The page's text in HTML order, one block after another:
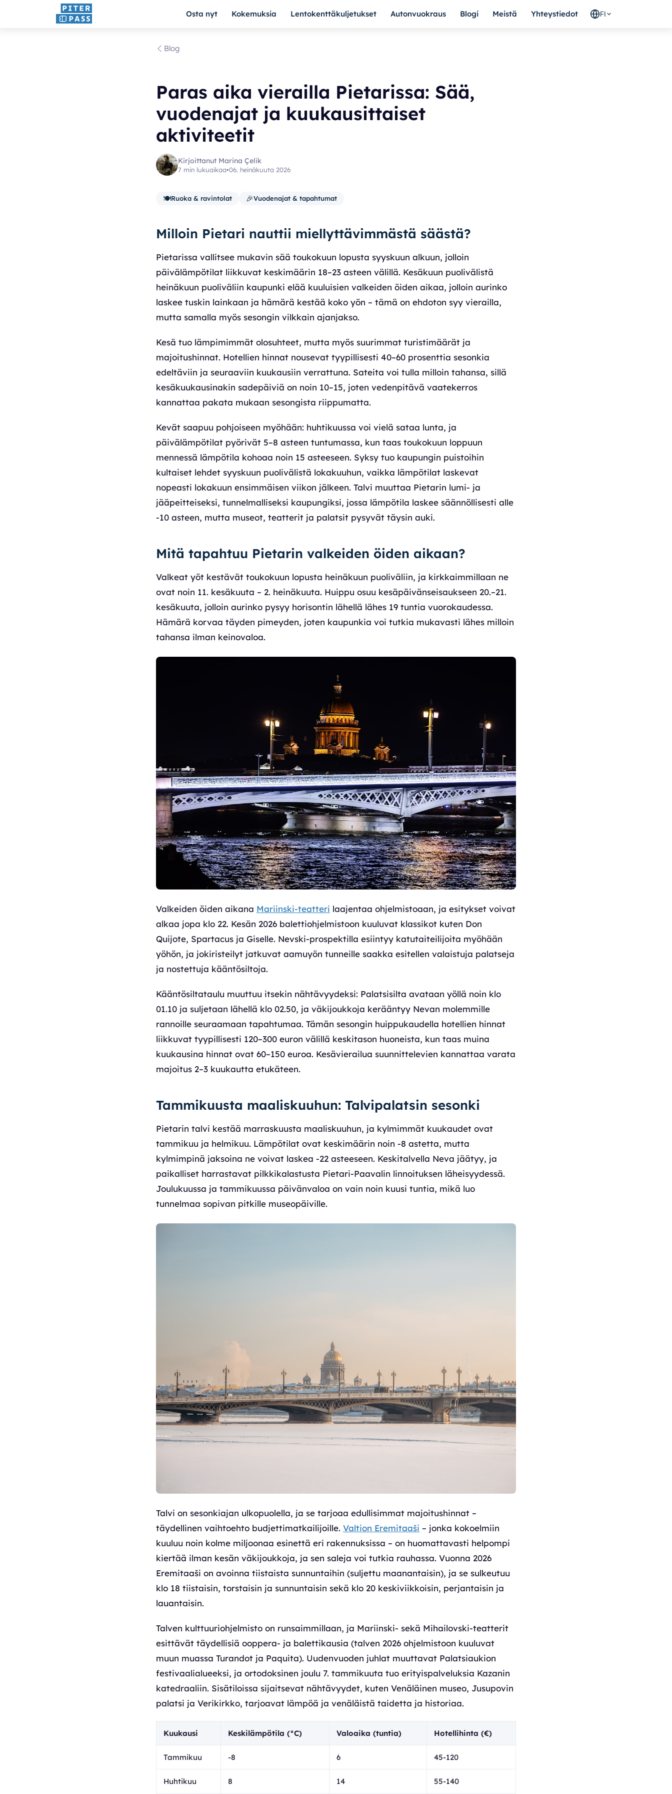
Osta nyt Kokemuksia Lentokenttäkuljetukset Autonvuokraus Blogi Meistä Yhteystiedot FI
Blog
Paras aika vierailla Pietarissa: Sää,
vuodenajat ja kuukausittaiset
aktiviteetit
Kirjoittanut Marina Çelik
7 min lukuaikaa•06. heinäkuuta 2026
🍽️Ruoka & ravintolat 🎉Vuodenajat & tapahtumat
Milloin Pietari nauttii miellyttävimmästä säästä?
Pietarissa vallitsee mukavin sää toukokuun lopusta syyskuun alkuun, jolloin
päivälämpötilat liikkuvat keskimäärin 18–23 asteen välillä. Kesäkuun puolivälistä
heinäkuun puoliväliin kaupunki elää kuuluisien valkeiden öiden aikaa, jolloin aurinko
laskee tuskin lainkaan ja hämärä kestää koko yön – tämä on ehdoton syy vierailla,
mutta samalla myös sesongin vilkkain ajanjakso.
Kesä tuo lämpimimmät olosuhteet, mutta myös suurimmat turistimäärät ja
majoitushinnat. Hotellien hinnat nousevat tyypillisesti 40–60 prosenttia sesonkia
edeltäviin ja seuraaviin kuukausiin verrattuna. Sateita voi tulla milloin tahansa, sillä
kesäkuukausinakin sadepäiviä on noin 10–15, joten vedenpitävä vaatekerros
kannattaa pakata mukaan sesongista riippumatta.
Kevät saapuu pohjoiseen myöhään: huhtikuussa voi vielä sataa lunta, ja
päivälämpötilat pyörivät 5–8 asteen tuntumassa, kun taas toukokuun loppuun
mennessä lämpötila kohoaa noin 15 asteeseen. Syksy tuo kaupungin puistoihin
kultaiset lehdet syyskuun puolivälistä lokakuuhun, vaikka lämpötilat laskevat
nopeasti lokakuun ensimmäisen viikon jälkeen. Talvi muuttaa Pietarin lumi- ja
jääpeitteiseksi, tunnelmalliseksi kaupungiksi, jossa lämpötila laskee säännöllisesti alle
-10 asteen, mutta museot, teatterit ja palatsit pysyvät täysin auki.
Mitä tapahtuu Pietarin valkeiden öiden aikaan?
Valkeat yöt kestävät toukokuun lopusta heinäkuun puoliväliin, ja kirkkaimmillaan ne
ovat noin 11. kesäkuuta – 2. heinäkuuta. Huippu osuu kesäpäivänseisaukseen 20.–21.
kesäkuuta, jolloin aurinko pysyy horisontin lähellä lähes 19 tuntia vuorokaudessa.
Hämärä korvaa täyden pimeyden, joten kaupunkia voi tutkia mukavasti lähes milloin
tahansa ilman keinovaloa.
Valkeiden öiden aikana Mariinski-teatteri laajentaa ohjelmistoaan, ja esitykset voivat
alkaa jopa klo 22. Kesän 2026 balettiohjelmistoon kuuluvat klassikot kuten Don
Quijote, Spartacus ja Giselle. Nevski-prospektilla esiintyy katutaiteilijoita myöhään
yöhön, ja jokiristeilyt jatkuvat aamuyön tunneille saakka esitellen valaistuja palatseja
ja nostettuja kääntösiltoja.
Kääntösiltataulu muuttuu itsekin nähtävyydeksi: Palatsisilta avataan yöllä noin klo
01.10 ja suljetaan lähellä klo 02.50, ja väkijoukkoja kerääntyy Nevan molemmille
rannoille seuraamaan tapahtumaa. Tämän sesongin huippukaudella hotellien hinnat
liikkuvat tyypillisesti 120–300 euron välillä keskitason huoneista, kun taas muina
kuukausina hinnat ovat 60–150 euroa. Kesävierailua suunnittelevien kannattaa varata
majoitus 2–3 kuukautta etukäteen.
Tammikuusta maaliskuuhun: Talvipalatsin sesonki
Pietarin talvi kestää marraskuusta maaliskuuhun, ja kylmimmät kuukaudet ovat
tammikuu ja helmikuu. Lämpötilat ovat keskimäärin noin -8 astetta, mutta
kylmimpinä jaksoina ne voivat laskea -22 asteeseen. Keskitalvella Neva jäätyy, ja
paikalliset harrastavat pilkkikalastusta Pietari-Paavalin linnoituksen läheisyydessä.
Joulukuussa ja tammikuussa päivänvaloa on vain noin kuusi tuntia, mikä luo
tunnelmaa sopivan pitkille museopäiville.
Talvi on sesonkiajan ulkopuolella, ja se tarjoaa edullisimmat majoitushinnat –
täydellinen vaihtoehto budjettimatkailijoille. Valtion Eremitaaši – jonka kokoelmiin
kuuluu noin kolme miljoonaa esinettä eri rakennuksissa – on huomattavasti helpompi
kiertää ilman kesän väkijoukkoja, ja sen saleja voi tutkia rauhassa. Vuonna 2026
Eremitaaši on avoinna tiistaista sunnuntaihin (suljettu maanantaisin), ja se sulkeutuu
klo 18 tiistaisin, torstaisin ja sunnuntaisin sekä klo 20 keskiviikkoisin, perjantaisin ja
lauantaisin.
Talven kulttuuriohjelmisto on runsaimmillaan, ja Mariinski- sekä Mihailovski-teatterit
esittävät täydellisiä ooppera- ja balettikausia (talven 2026 ohjelmistoon kuuluvat
muun muassa Turandot ja Paquita). Uudenvuoden juhlat muuttavat Palatsiaukion
festivaalialueeksi, ja ortodoksinen joulu 7. tammikuuta tuo erityispalveluksia Kazanin
katedraaliin. Sisätiloissa sijaitsevat nähtävyydet, kuten Venäläinen museo, Jusupovin
palatsi ja Verikirkko, tarjoavat lämpöä ja venäläistä taidetta ja historiaa.
Kuukausi Keskilämpötila (°C) Valoaika (tuntia) Hotellihinta (€)
Tammikuu -8 6 45-120
Huhtikuu 8 14 55-140